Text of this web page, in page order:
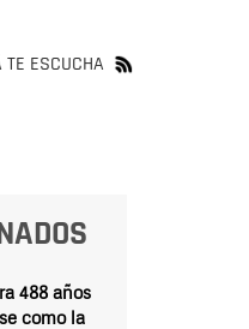
TE ESCUCHA
488 años
como la